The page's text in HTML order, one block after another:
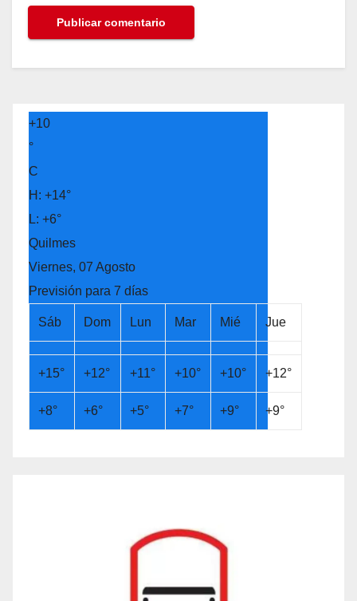
+10
°
C
H: +14°
L: +6°
Quilmes
Viernes, 07 Agosto
Previsión para 7 días
Sáb Dom Lun Mar Mié Jue
+15° +12° +11° +10° +10° +12°
+8° +6° +5° +7° +9° +9°